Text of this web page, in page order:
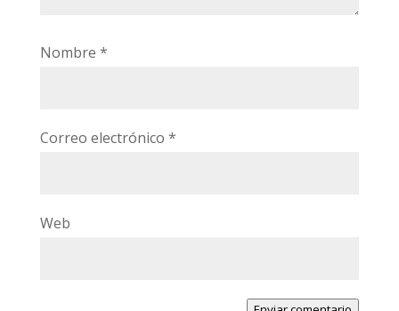
Nombre *
Correo electrónico *
Web